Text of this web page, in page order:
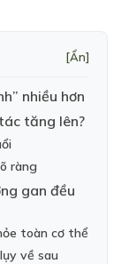
[Ẩn]
nhiều hơn
tăng lên?
ràng
gan đều
toàn cơ thể
về sau